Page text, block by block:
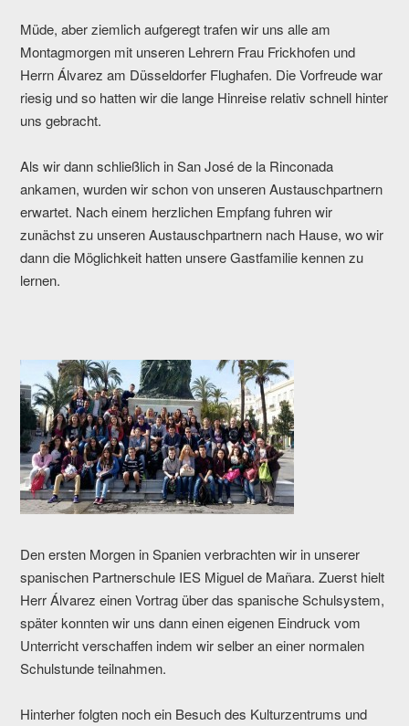
Müde, aber ziemlich aufgeregt trafen wir uns alle am
Montagmorgen mit unseren Lehrern Frau Frickhofen und
Herrn Álvarez am Düsseldorfer Flughafen. Die Vorfreude war
riesig und so hatten wir die lange Hinreise relativ schnell hinter
uns gebracht.
Als wir dann schließlich in San José de la Rinconada
ankamen, wurden wir schon von unseren Austauschpartnern
erwartet. Nach einem herzlichen Empfang fuhren wir
zunächst zu unseren Austauschpartnern nach Hause, wo wir
dann die Möglichkeit hatten unsere Gastfamilie kennen zu
lernen.
Den ersten Morgen in Spanien verbrachten wir in unserer
spanischen Partnerschule IES Miguel de Mañara. Zuerst hielt
Herr Álvarez einen Vortrag über das spanische Schulsystem,
später konnten wir uns dann einen eigenen Eindruck vom
Unterricht verschaffen indem wir selber an einer normalen
Schulstunde teilnahmen.
Hinterher folgten noch ein Besuch des Kulturzentrums und